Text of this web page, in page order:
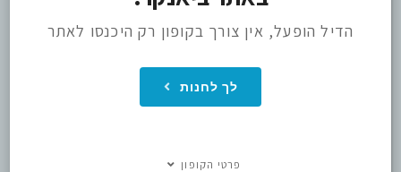
הדיל הופעל, אין צורך בקופון רק היכנסו לאתר
לך לחנות
פרטי הקופון